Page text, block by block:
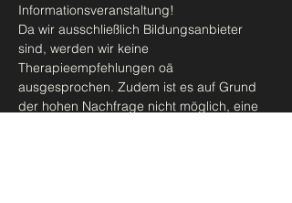
Informationsveranstaltung!
Da wir ausschließlich Bildungsanbieter
sind, werden wir keine
Therapieempfehlungen oä
ausgesprochen. Zudem ist es auf Grund
der hohen Nachfrage nicht möglich, eine